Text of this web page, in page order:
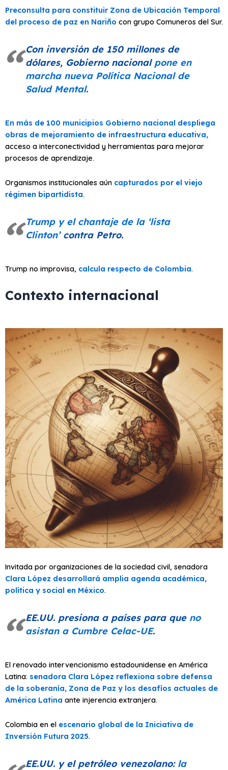
Preconsulta para constituir Zona de Ubicación Temporal
del proceso de paz en Nariño con grupo Comuneros del Sur.
Con inversión de 150 millones de
dólares, Gobierno nacional pone en
marcha nueva Política Nacional de
Salud Mental.
En más de 100 municipios Gobierno nacional despliega
obras de mejoramiento de infraestructura educativa,
acceso a interconectividad y herramientas para mejorar
procesos de aprendizaje.
Organismos institucionales aún capturados por el viejo
régimen bipartidista.
Trump y el chantaje de la ‘lista
Clinton’contra Petro.
Trump no improvisa, calcula respecto de Colombia.
Contexto internacional
Invitada por organizaciones de la sociedad civil, senadora
Clara López desarrollará amplia agenda académica,
política y social en México.
EE.UU. presiona a países para que no
asistan a Cumbre Celac-UE.
El renovado intervencionismo estadounidense en América
Latina: senadora Clara López reflexiona sobre defensa
de la soberanía, Zona de Paz y los desafíos actuales de
América Latina ante injerencia extranjera.
Colombia en el escenario global de la Iniciativa de
Inversión Futura 2025.
EE.UU. y el petróleo venezolano: la